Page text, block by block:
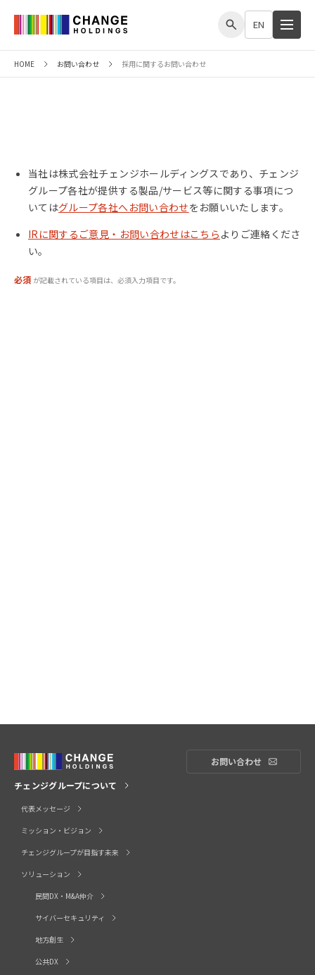
EN
HOME お問い合わせ 採用に関するお問い合わせ
当社は株式会社チェンジホールディングスであり、チェンジ
グループ各社が提供する製品/サービス等に関する事項につ
いてはグループ各社へお問い合わせをお願いいたします。
IRに関するご意見・お問い合わせはこちら よりご連絡くださ
い。
必須 が記載されている項目は、必須入力項目です。
お問い合わせ
お問い合
チェンジグループについて
代表メッセージ
ミッション・ビジョン
チェンジグループが目指す未来
ソリューション
民間DX・M&A仲介
サイバーセキュリティ
地方創生
公共DX